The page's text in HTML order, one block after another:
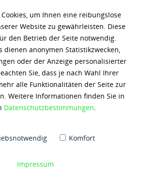
um Ihnen eine reibungslose
Website zu gewährleisten. Diese
den Betrieb der Seite notwendig.
dienen anonymen Statistikzwecken,
oder der Anzeige personalisierter
Sie, dass je nach Wahl Ihrer
alle Funktionalitäten der Seite zur
Weitere Informationen finden Sie in
Datenschutzbestimmungen.
Komfort
Impressum
424
(5,31 € / 1 Liter)